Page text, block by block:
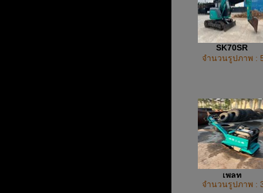
SK70SR
จำนวนรูปภาพ :
เพลท
จำนวนรูปภาพ :